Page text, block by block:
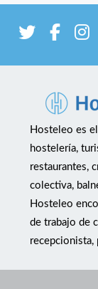
Hosteleo es
hostelería,
restaurantes,
colectiva,
Hosteleo
de trabajo de
recepcionista,